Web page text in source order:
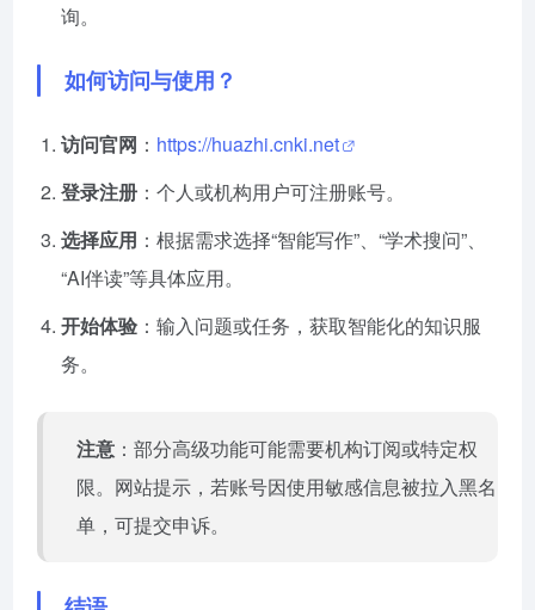
询。
如何访问与使用？
访问官网 ： https://huazhi.cnki.net
登录注册 ：个人或机构用户可注册账号。
选择应用 ：根据需求选择“智能写作”、“学术搜问”、
“AI伴读”等具体应用。
开始体验 ：输入问题或任务，获取智能化的知识服
务。
注意 ：部分高级功能可能需要机构订阅或特定权
限。网站提示，若账号因使用敏感信息被拉入黑名
单，可提交申诉。